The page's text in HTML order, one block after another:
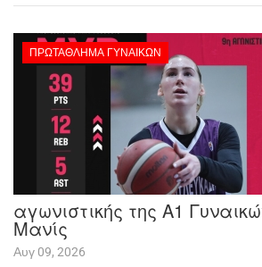
ΠΡΩΤΆΘΛΗΜΑ ΓΥΝΑΙΚΏΝ
αγωνιστικής της Α1
Μανίς
Αυγ 09, 2026